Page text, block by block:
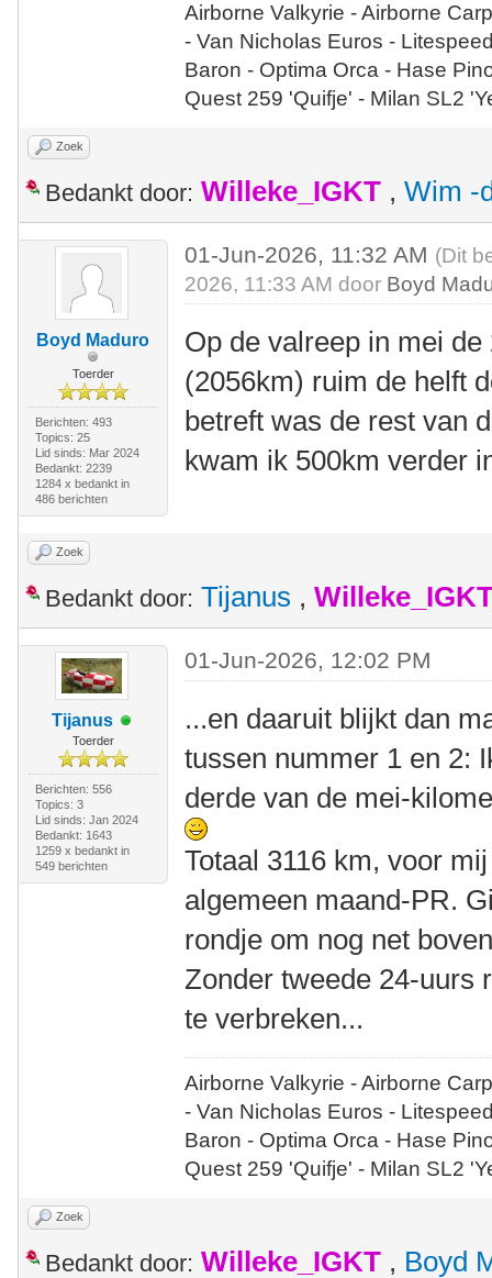
Airborne Valkyrie - Airborne
- Van Nicholas Euros -
Baron - Optima Orca - Hase
Quest 259 'Quifje' - Milan SL2
Zoek
Bedankt door: Willeke_IGKT , Wim -
Boyd Maduro
Toerder
Berichten: 493
Topics: 25
Lid sinds: Mar 2024
Bedankt: 2239
1284 x bedankt in
486 berichten
01-Jun-2026, 11:32 AM (Dit
2026, 11:33 AM door Boyd
Op de valreep in mei
(2056km) ruim de helft
betreft was de rest van
kwam ik 500km verder
Zoek
Bedankt door: Tijanus ,
Tijanus
Toerder
Berichten: 556
Topics: 3
Lid sinds: Jan 2024
Bedankt: 1643
1259 x bedankt in
549 berichten
01-Jun-2026, 12:02 PM
...en daaruit blijkt dan
tussen nummer 1 en 2:
derde van de mei-
Totaal 3116 km, voor
algemeen maand-PR.
rondje om nog net
Zonder tweede 24-uurs
te verbreken...
Airborne Valkyrie - Airborne
- Van Nicholas Euros -
Baron - Optima Orca - Hase
Quest 259 'Quifje' - Milan SL2
Zoek
Bedankt door: Willeke_IGKT , Boyd